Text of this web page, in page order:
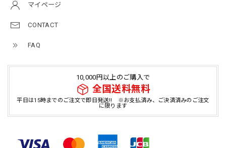
マイページ
CONTACT
FAQ
10,000円以上のご購入で
全国送料無料
平日は15時までのご注文で即日発送!! ※お支払済み、ご決済済みのご注文
に限ります